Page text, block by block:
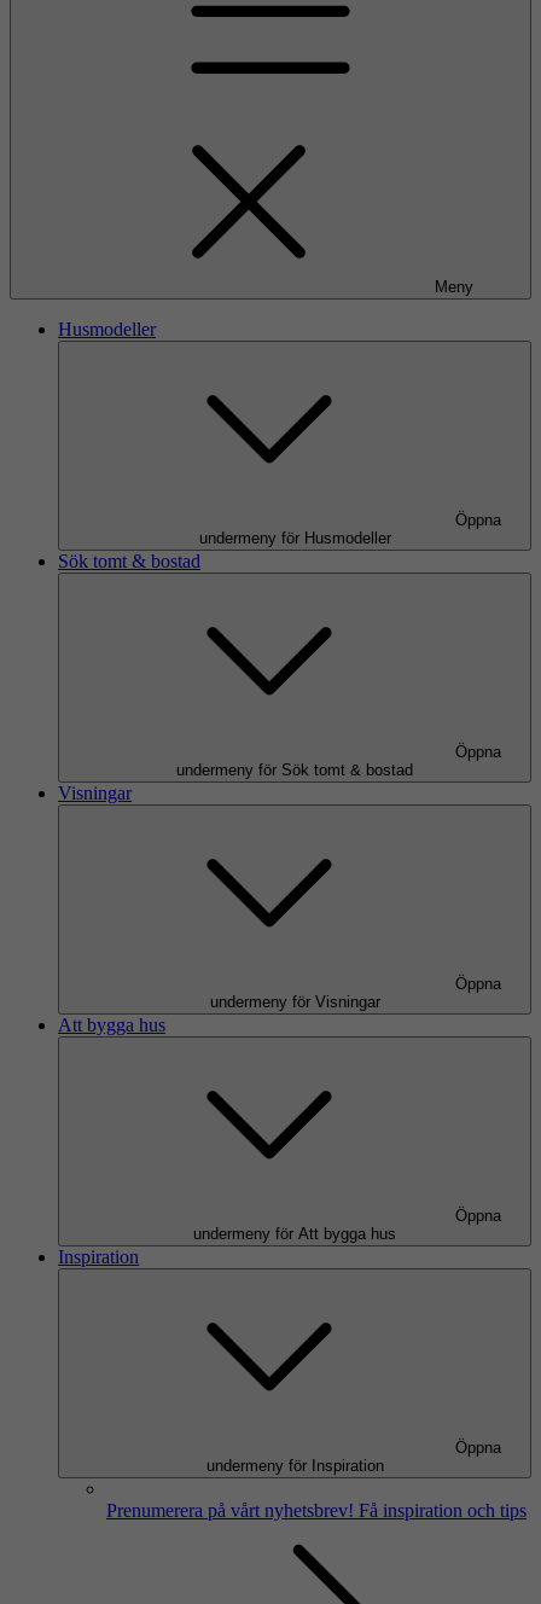
Meny
Husmodeller
Öppna
undermeny för Husmodeller
Sök tomt & bostad
Öppna
undermeny för Sök tomt & bostad
Visningar
Öppna
undermeny för Visningar
Att bygga hus
Öppna
undermeny för Att bygga hus
Inspiration
Öppna
undermeny för Inspiration
Prenumerera på vårt nyhetsbrev! Få inspiration och tips